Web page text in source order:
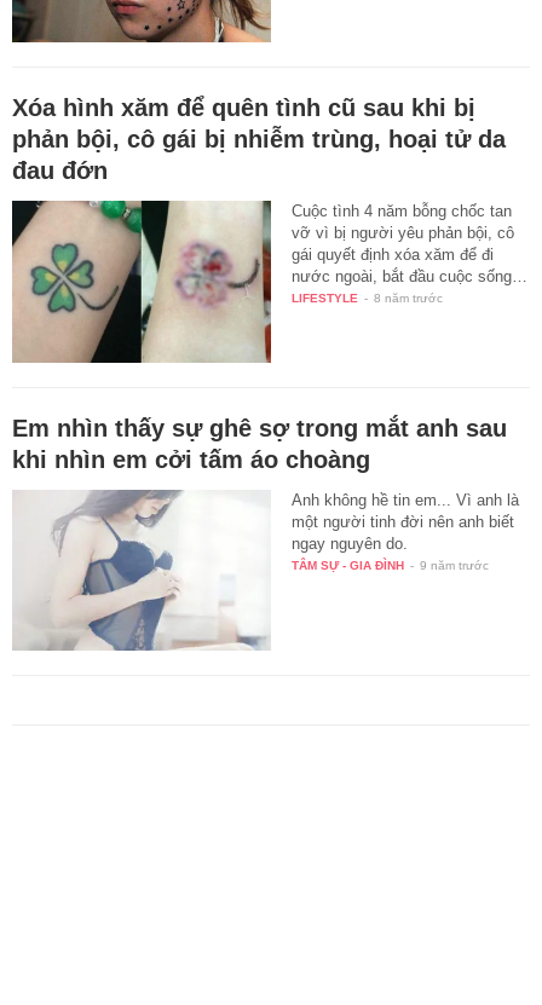
Xóa hình xăm để quên tình cũ sau khi bị
phản bội, cô gái bị nhiễm trùng, hoại tử da
đau đớn
Cuộc tình 4 năm bỗng chốc tan
vỡ vì bị người yêu phản bội, cô
gái quyết định xóa xăm để đi
nước ngoài, bắt đầu cuộc sống…
LIFESTYLE - 8 năm trước
Em nhìn thấy sự ghê sợ trong mắt anh sau
khi nhìn em cởi tấm áo choàng
Anh không hề tin em... Vì anh là
một người tinh đời nên anh biết
ngay nguyên do.
TÂM SỰ - GIA ĐÌNH - 9 năm trước